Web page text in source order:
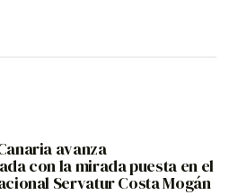
avanza
con la mirada puesta en el
Servatur Costa Mogán